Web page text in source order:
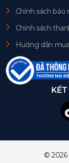
Chính sách bảo
Chính sách
Hướng dẫn
©